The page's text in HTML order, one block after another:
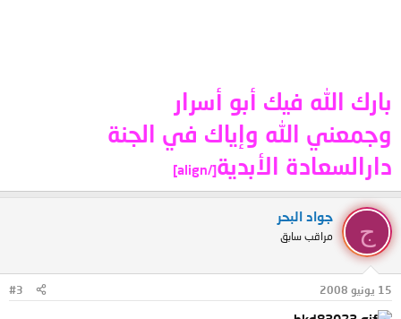
بارك الله فيك أبو أسرار
وجمعني الله وإياك في الجنة
دارالسعادة الأبدية[/align]
ج
جواد البحر
مراقب سابق
15 يونيو 2008 #3